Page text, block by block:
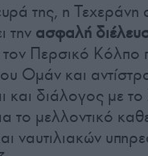
της, η Τεχεράνη
την ασφαλή
Περσικό Κόλπο
Ομάν και
και διάλογος με
το μελλοντικό
ναυτιλιακών